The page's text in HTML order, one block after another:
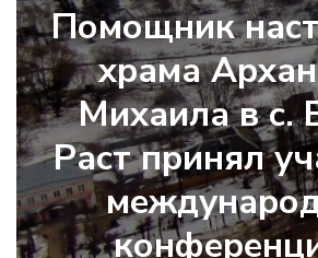
Помощник
храма
Михаила в с.
Раст принял